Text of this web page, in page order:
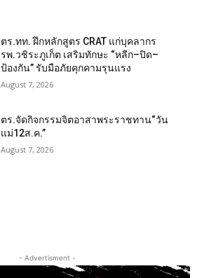
ตร.ทท. ฝึกหลักสูตร CRAT แก่บุคลากร
รพ.วชิระภูเก็ต เสริมทักษะ “หลีก–ปิด–
ป้องกัน” รับมือภัยคุกคามรุนแรง
August 7, 2026
ตร.จัดกิจกรรมจิตอาสาพระราชทาน“วัน
แม่12ส.ค.”
August 7, 2026
- Advertisment -